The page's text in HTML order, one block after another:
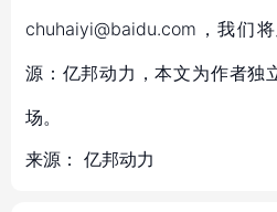
chuhaiyi@baidu.com，我们
源：亿邦动力，本文为作者独
场。
来源： 亿邦动力